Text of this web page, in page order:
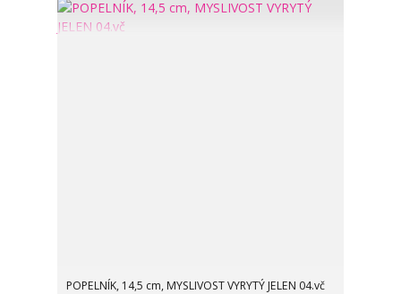
POPELNÍK, 14,5 cm, MYSLIVOST VYRYTÝ JELEN 04.vč